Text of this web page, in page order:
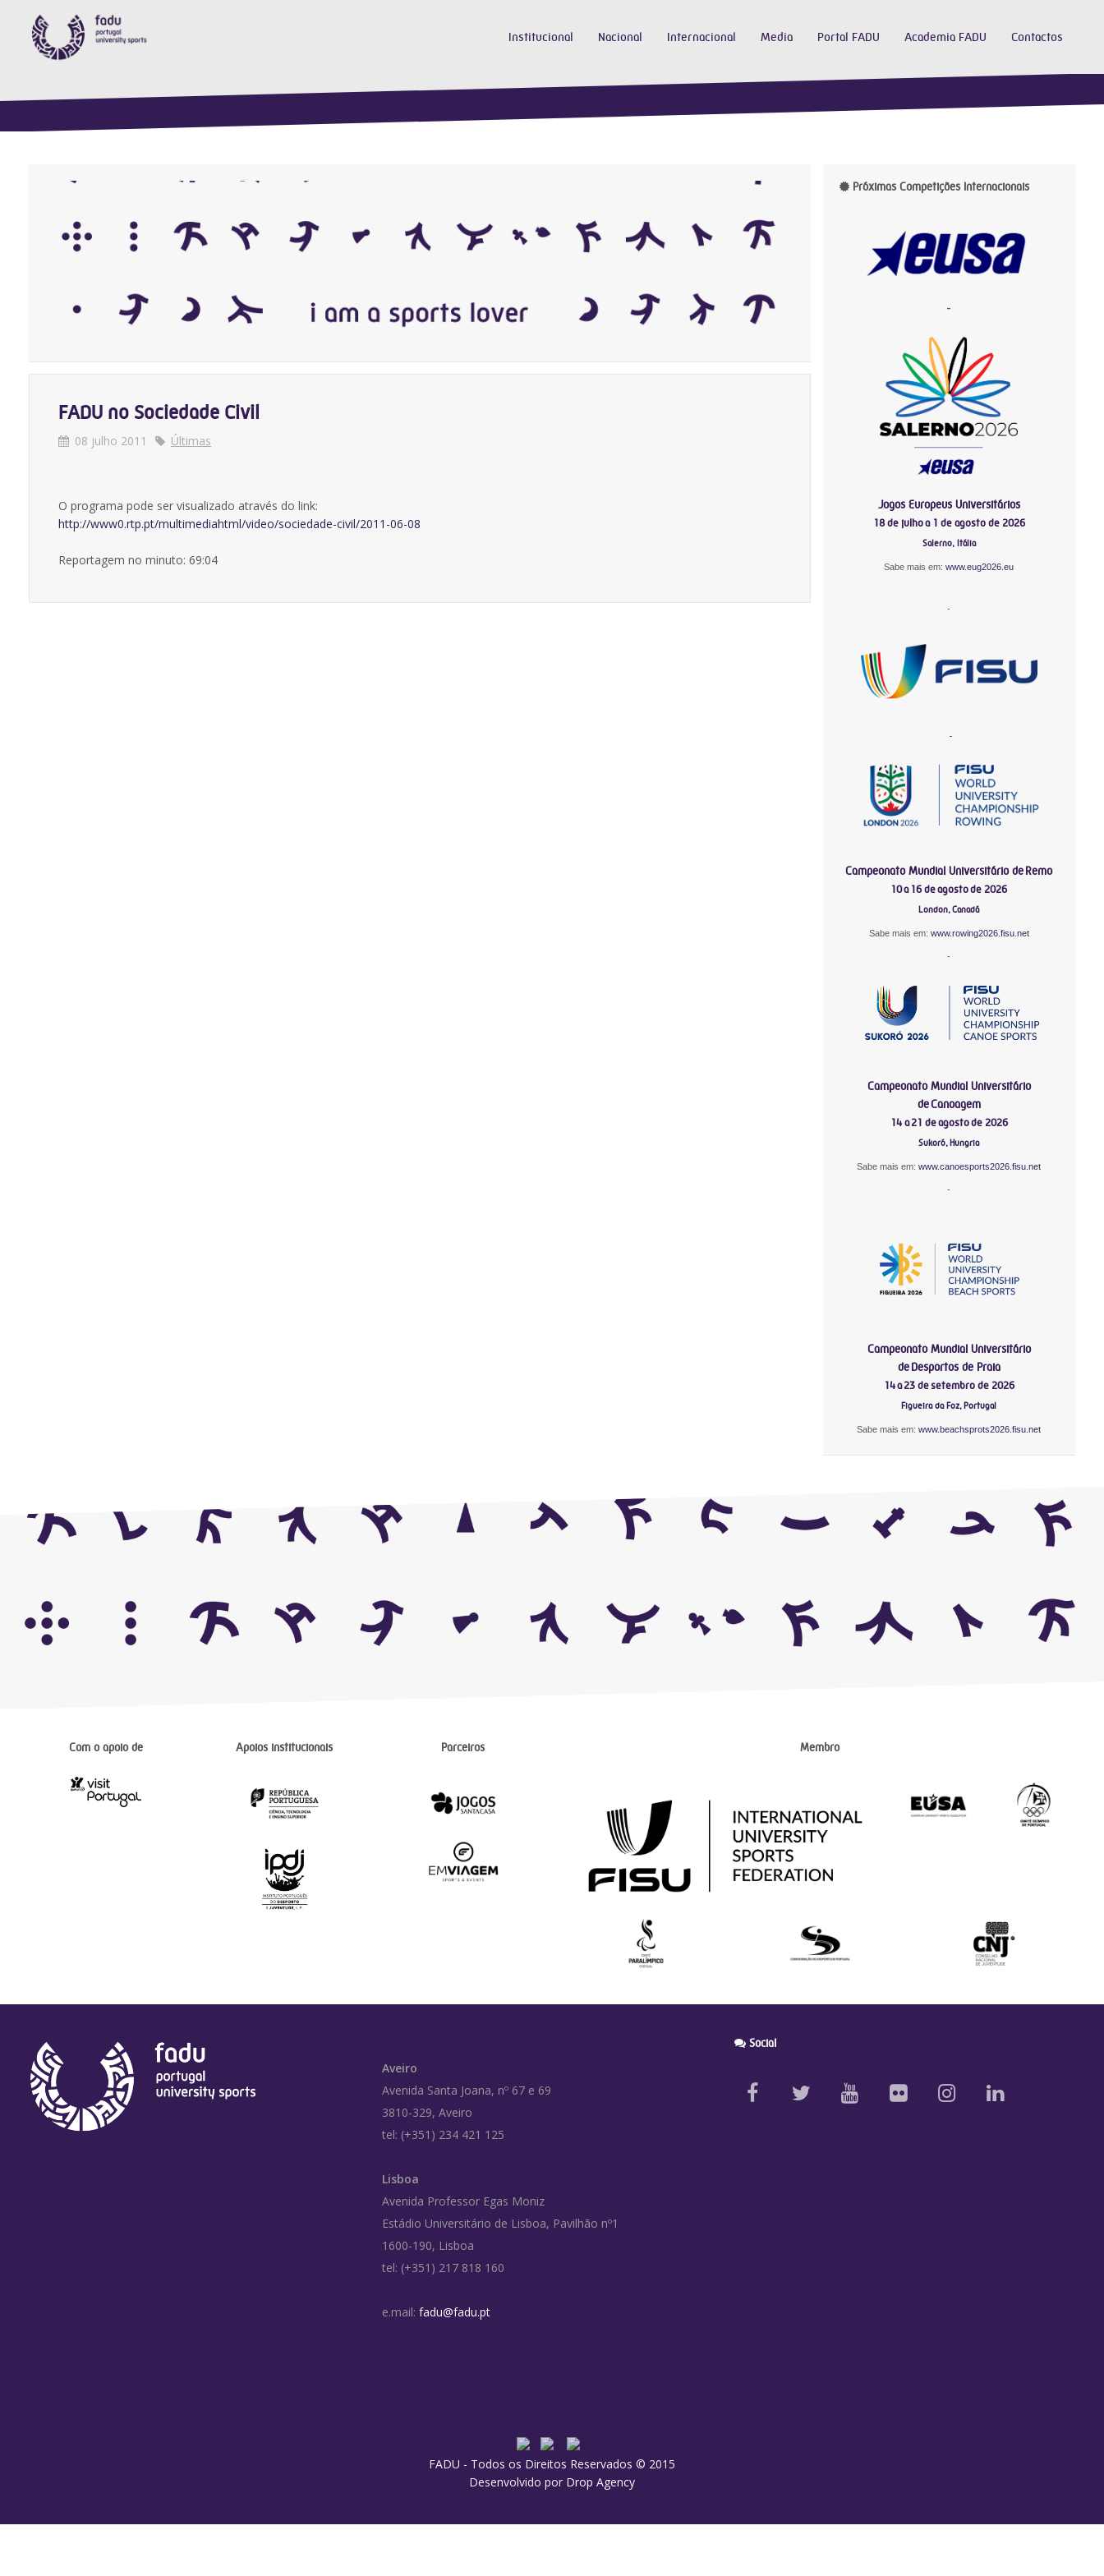
Institucional Nacional Internacional Media Portal FADU Academia FADU Contactos
FADU no Sociedade Civil
08 julho 2011 Últimas
O programa pode ser visualizado através do link:
http://www0.rtp.pt/multimediahtml/video/sociedade-civil/2011-06-08
Reportagem no minuto: 69:04
Próximas Competições Internacionais
-
Jogos Europeus Universitários
18 de julho a 1 de agosto de 2026
Salerno, Itália
Sabe mais em:www.eug2026.eu
-
-
Campeonato Mundial Universitário de Remo
10 a 16 de agosto de 2026
London, Canadá
Sabe mais em: www.rowing2026.fisu.net
-
Campeonato Mundial Universitário
de Canoagem
14 a 21 de agosto de 2026
Sukoró, Hungria
Sabe mais em:www.canoesports2026.fisu.net
-
Campeonato Mundial Universitário
de Desportos de Praia
14 a 23 de setembro de 2026
Figueira da Foz, Portugal
Sabe mais em:www.beachsprots2026.fisu.net
Com o apoio de Apoios institucionais Parceiros Membro
Aveiro
Avenida Santa Joana, nº 67 e 69
3810-329, Aveiro
tel: (+351) 234 421 125
Lisboa
Avenida Professor Egas Moniz
Estádio Universitário de Lisboa, Pavilhão nº1
1600-190, Lisboa
tel: (+351) 217 818 160
e.mail: fadu@fadu.pt
Social
FADU - Todos os Direitos Reservados © 2015
Desenvolvido por Drop Agency